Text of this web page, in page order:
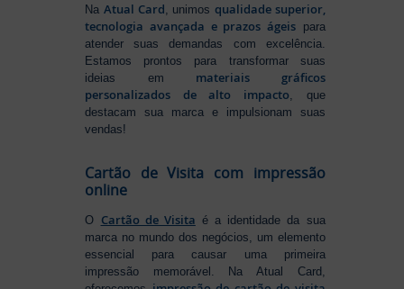
Na Atual Card, unimos qualidade superior,
tecnologia avançada e prazos ágeispara
atender suas demandas com excelência.
Estamos prontos para transformar suas
ideias em materiais gráficos
personalizados de alto impacto, que
destacam sua marca e impulsionam suas
vendas!
Cartão de Visita com impressão
online
O Cartão de Visita é a identidade da sua
marca no mundo dos negócios, um elemento
essencial para causar uma primeira
impressão memorável. Na Atual Card,